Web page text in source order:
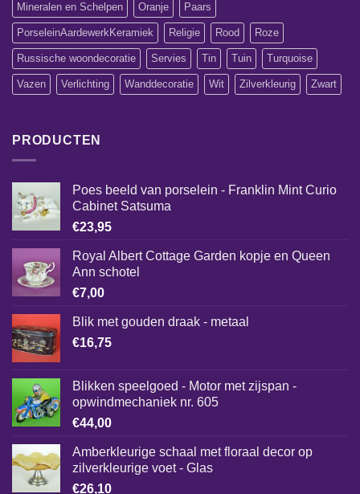
Mineralen en Schelpen Oranje Paars
PorseleinAardewerkKeramiek Religie Rood Roze
Russische woondecoratie Servies Tin Tuin Turquoise
Vazen Verlichting Wanddecoratie Wit Zilverkleurig Zwart
PRODUCTEN
Poes beeld van porselein - Franklin Mint Curio
Cabinet Satsuma
€23,95
Royal Albert Cottage Garden kopje en Queen
Ann schotel
€7,00
Blik met gouden draak - metaal
€16,75
Blikken speelgoed - Motor met zijspan -
opwindmechaniek nr. 605
€44,00
Amberkleurige schaal met floraal decor op
zilverkleurige voet - Glas
€26,10